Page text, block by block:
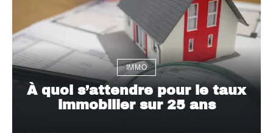
IMMO
À quoi s’attendre pour le taux
immobilier sur 25 ans